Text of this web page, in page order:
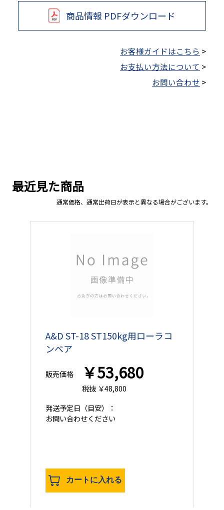
商品情報 PDFダウンロード
お客様ガイドはこちら >
お支払い方法について >
お問い合わせ >
最近見た商品
通常価格、通常出荷日が表示と異なる場合がございます。
A&D ST-18 ST150kg用ローラコ
ンベア
販売価格 ￥53,680
税抜 ￥48,800
発送予定日 （目安）：
お問い合わせください
カートに入れる